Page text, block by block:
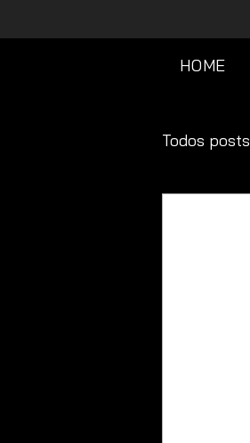
HOME
Todos posts